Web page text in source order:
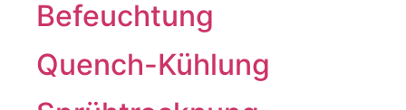
Befeuchtung
Quench-Kühlung